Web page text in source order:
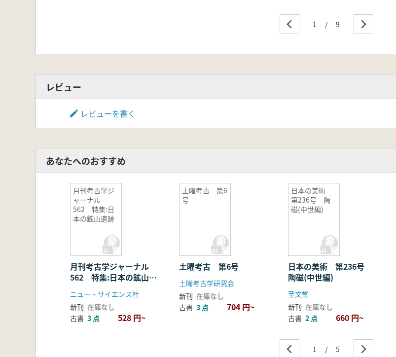
1 / 9
レビュー
レビューを書く
あなたへのおすすめ
月刊考古学ジ
ャーナル
562 特集:日
本の鉱山遺跡
月刊考古学ジャーナル
562 特集:日本の鉱山遺
ニュー・サイエンス社
新刊 在庫なし
古書 3 点 528 円~
土曜考古 第6
号
土曜考古 第6号
土曜考古学研究会
新刊 在庫なし
古書 3 点 704 円~
日本の美術
第236号 陶
磁(中世編)
日本の美術 第236号
陶磁(中世編)
至文堂
新刊 在庫なし
古書 2 点 660 円~
1 / 5